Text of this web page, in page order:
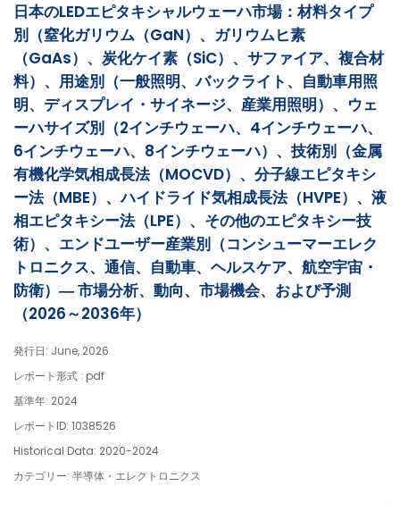
日本のLEDエピタキシャルウェーハ市場：材料タイプ
別（窒化ガリウム（GaN）、ガリウムヒ素
（GaAs）、炭化ケイ素（SiC）、サファイア、複合材
料）、用途別（一般照明、バックライト、自動車用照
明、ディスプレイ・サイネージ、産業用照明）、ウェ
ーハサイズ別（2インチウェーハ、4インチウェーハ、
6インチウェーハ、8インチウェーハ）、技術別（金属
有機化学気相成長法（MOCVD）、分子線エピタキシ
ー法（MBE）、ハイドライド気相成長法（HVPE）、液
相エピタキシー法（LPE）、その他のエピタキシー技
術）、エンドユーザー産業別（コンシューマーエレク
トロニクス、通信、自動車、ヘルスケア、航空宇宙・
防衛）― 市場分析、動向、市場機会、および予測
（2026～2036年）
発行日: June, 2026
レポート形式 : pdf
基準年: 2024
レポートID: 1038526
Historical Data: 2020-2024
カテゴリー: 半導体・エレクトロニクス